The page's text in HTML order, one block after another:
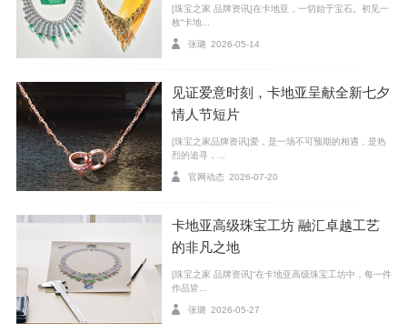
[珠宝之家 品牌资讯]在卡地亚，一切始于宝石。初见一
枚“卡地...
张璐 2026-05-14
见证爱意时刻，卡地亚呈献全新七夕
情人节短片
[珠宝之家品牌资讯]爱，是一场不可预期的相遇，是热
烈的追寻，...
官网动态 2026-07-20
卡地亚高级珠宝工坊 融汇卓越工艺
的非凡之地
[珠宝之家 品牌资讯]“在卡地亚高级珠宝工坊中，每一件
作品皆...
张璐 2026-05-27